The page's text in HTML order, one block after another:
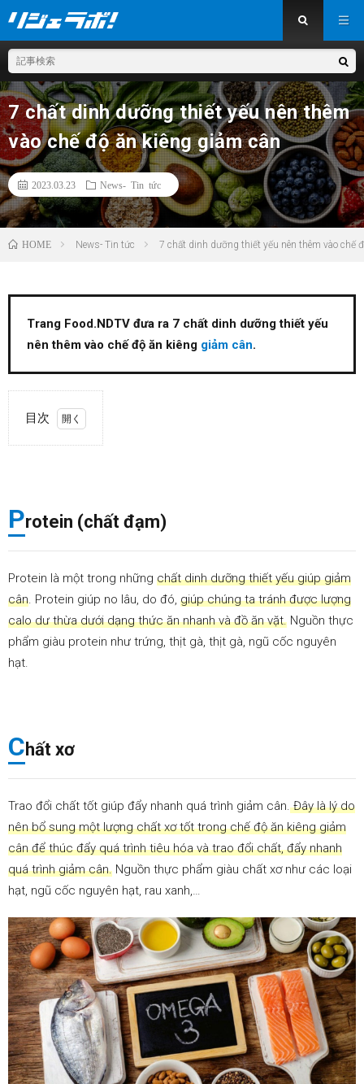
7 chất dinh dưỡng thiết yếu nên thêm
vào chế độ ăn kiêng giảm cân
2023.03.23 News- Tin tức
HOME News- Tin tức 7 chất dinh dưỡng thiết yếu nên thêm vào chế
Trang Food.NDTV đưa ra 7 chất dinh dưỡng thiết yếu
nên thêm vào chế độ ăn kiêng giảm cân.
目次
1.
Protein
xơ
béo
3
4.
Vitamin
C
5. Kali
Protein (chất đạm)
Protein là một trong những chất dinh dưỡng thiết yếu giúp giảm
cân. Protein giúp no lâu, do đó, giúp chúng ta tránh được lượng
calo dư thừa dưới dạng thức ăn nhanh và đồ ăn vặt. Nguồn thực
phẩm giàu protein như trứng, thịt gà, thịt gà, ngũ cốc nguyên
hạt.
C hất xơ
Trao đổi chất tốt giúp đẩy nhanh quá trình giảm cân.Đây là lý do
nên bổ sung một lượng chất xơ tốt trong chế độ ăn kiêng giảm
cân để thúc đẩy quá trình tiêu hóa và trao đổi chất, đẩy nhanh
quá trình giảm cân. Nguồn thực phẩm giàu chất xơ như các loại
hạt, ngũ cốc nguyên hạt, rau xanh,…